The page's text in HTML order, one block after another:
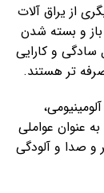
از یراق آلات
و بسته شدن
سادگی و کارایی
تر هستند.
عنوان عواملی
و صدا و آلودگی